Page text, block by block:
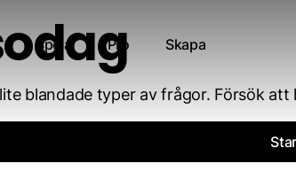
Spela Pro Skapa
blandade typer av frågor. Försök